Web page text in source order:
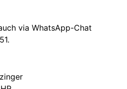
via WhatsApp-Chat